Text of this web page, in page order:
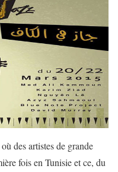
des artistes de grande
fois en Tunisie et ce, du